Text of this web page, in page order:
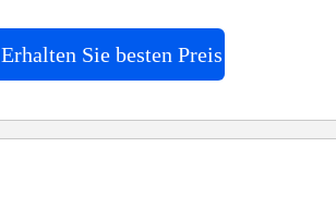
Erhalten Sie besten Preis